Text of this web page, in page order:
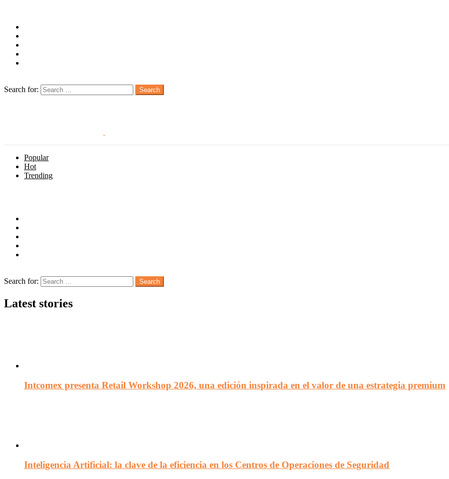
Search for:
Search
Popular
Hot
Trending
Search for:
Search
Latest stories
Intcomex presenta Retail Workshop 2026, una edición inspirada en el valor de una estrategia premium
Inteligencia Artificial: la clave de la eficiencia en los Centros de Operaciones de Seguridad